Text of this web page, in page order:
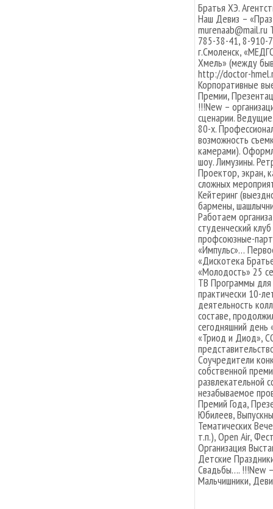
Братья ХЭ.
Наш Девиз –
785-38-41, 8-910-
г.Смоленск,
Хмель» (между
http://doctor-
Корпоративные
Премии,
!!!New –
сценарии.
80-х.
возможность
камерами).
шоу. Лимузины.
Проектор, экран,
сложных
Кейтеринг
бармены,
Работаем
студенческий
профсоюзные-
«Импульс»…
«Дискотека
«Молодость» 25
ТВ Программы для
практически 10-
деятельность
составе,
сегодняшний
«Триод и Диод»,
Соучредители
собственной
развлекательной
незабываемое
Премий Года,
Юбилеев,
Тематических
т.п.), Open Air,
Организация
Детские
Свадьбы…. !!!New
Мальчишники,